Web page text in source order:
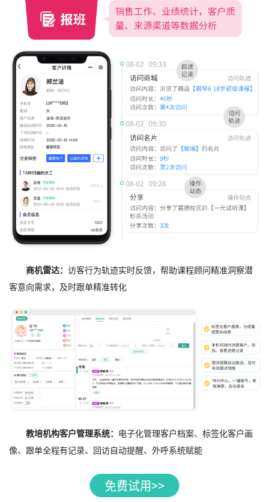
商机雷达：访客行为轨迹实时反馈，帮助课程顾问精准洞察潜
客意向需求，及时跟单精准转化
教培机构客户管理系统： 电子化管理客户档案、标签化客户画
像、跟单全程有记录、回访自动提醒、外呼系统赋能